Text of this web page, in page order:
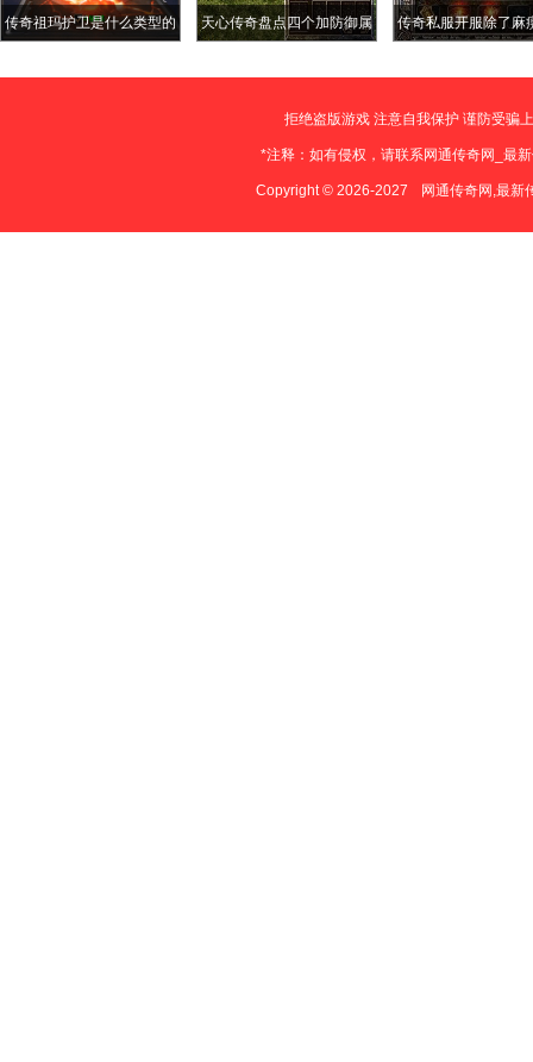
传奇祖玛护卫是什么类型的 天心传奇盘点四个加防御属 传奇私服开服除了麻
拒绝盗版游戏 注意自我保护 谨防受骗
*注释：如有侵权，请联系网通传奇网_最
Copyright © 2026-2027 网通传奇网,最新